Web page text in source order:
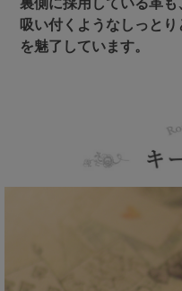
裏側に採用している革
吸い付くようなしっと
を魅了しています。